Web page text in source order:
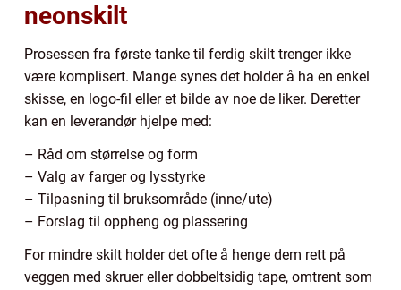
neonskilt
Prosessen fra første tanke til ferdig skilt trenger ikke
være komplisert. Mange synes det holder å ha en enkel
skisse, en logo-fil eller et bilde av noe de liker. Deretter
kan en leverandør hjelpe med:
– Råd om størrelse og form
– Valg av farger og lysstyrke
– Tilpasning til bruksområde (inne/ute)
– Forslag til oppheng og plassering
For mindre skilt holder det ofte å henge dem rett på
veggen med skruer eller dobbeltsidig tape, omtrent som